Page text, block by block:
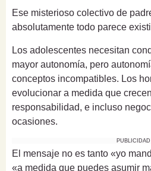
Ese misterioso colectivo de
absolutamente todo parece
Los adolescentes necesitan
mayor autonomía, pero
conceptos incompatibles. Los
evolucionar a medida que
responsabilidad, e incluso
ocasiones.
PUBLICIDAD
El mensaje no es tanto «yo
«a medida que puedes asumir